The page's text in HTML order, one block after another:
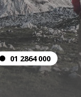
01 2864 000